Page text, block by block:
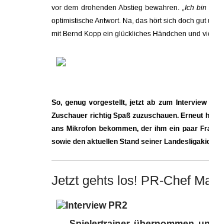
vor dem drohenden Abstieg bewahren. „Ich
optimistische Antwort. Na, das hört sich doch
mit Bernd Kopp ein glückliches Händchen und
So, genug vorgestellt, jetzt ab zum
Zuschauer richtig Spaß zuzuschauen. Erneut
ans Mikrofon bekommen, der ihm ein paar
sowie den aktuellen Stand seiner
Jetzt gehts los! PR-Chef